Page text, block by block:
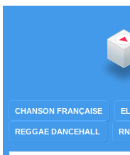
CHANSON FRANÇAISE
REGGAE DANCEHALL